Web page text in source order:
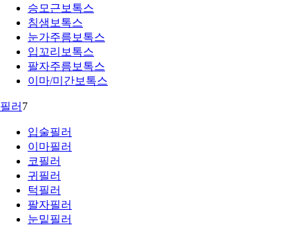
승모근보톡스
침샘보톡스
눈가주름보톡스
입꼬리보톡스
팔자주름보톡스
이마/미간보톡스
필러 7
입술필러
이마필러
코필러
귀필러
턱필러
팔자필러
눈밑필러